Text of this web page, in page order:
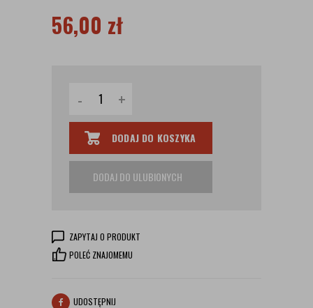
56,00 zł
- +
DODAJ DO KOSZYKA
DODAJ DO ULUBIONYCH
ZAPYTAJ O PRODUKT
POLEĆ ZNAJOMEMU
UDOSTĘPNIJ